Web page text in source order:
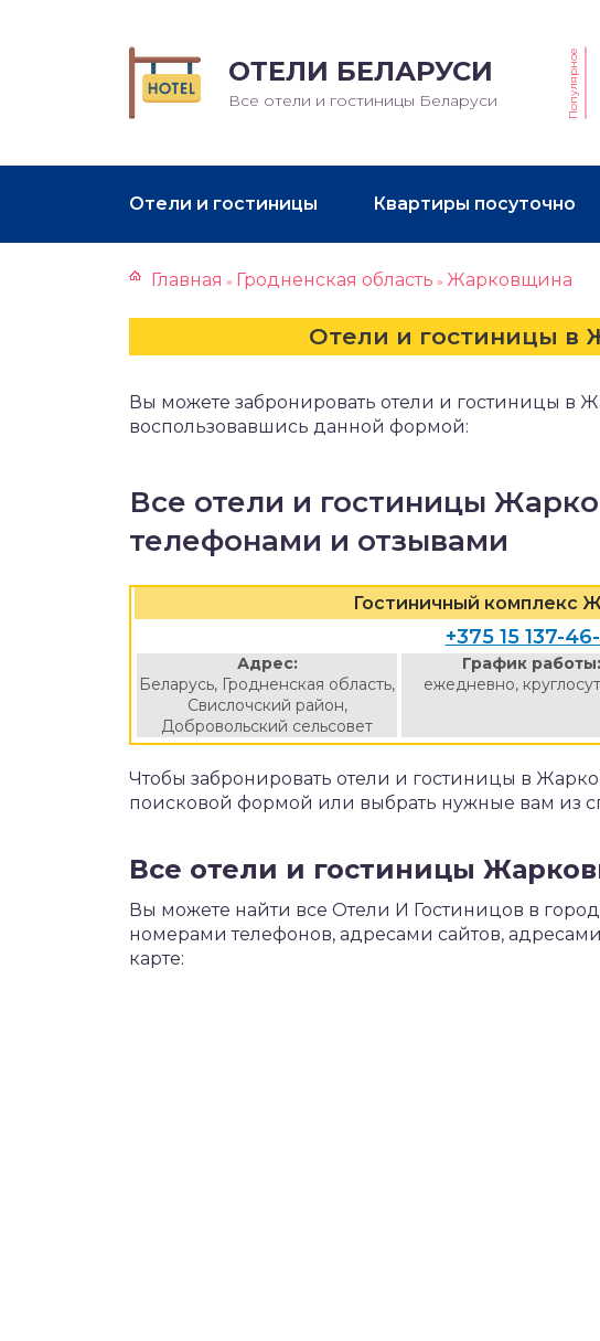
ОТЕЛИ БЕЛАРУСИ
Все отели и гостиницы Беларуси Популярное
Отели и гостиницы Квартиры посуточно
Главная » Гродненская область » Жарковщина
Отели и гостиницы в
Вы можете забронировать отели и гостиницы в
воспользовавшись данной формой:
Все отели и гостиницы
телефонами и отзывами
Гостиничный комплекс
+375 15 137-
Адрес:
Беларусь, Гродненская область,
Свислочский район,
Добровольский сельсовет
График работы:
ежедневно,
Чтобы забронировать отели и гостиницы в
поисковой формой или выбрать нужные вам из
Все отели и гостиницы
Вы можете найти все Отели И Гостиницов в
номерами телефонов, адресами сайтов,
карте: